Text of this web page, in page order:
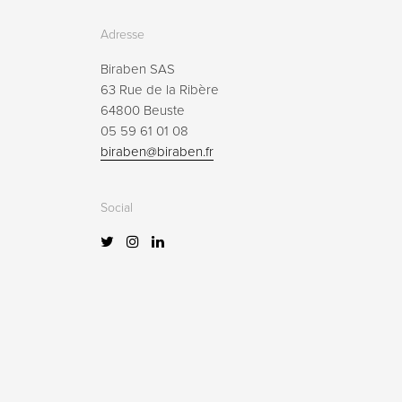
Adresse
Biraben SAS
63 Rue de la Ribère
64800 Beuste
05 59 61 01 08
biraben@biraben.fr
Social